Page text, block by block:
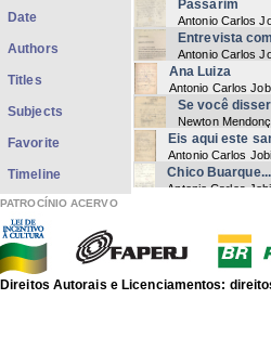
Passarim
Antonio Carlos
Entrevista
Antonio Carlos
Ana Luiza
Antonio Carlos
Se você
Newton
Eis aqui este
Antonio Carlos
Chico Buarque...
Antonio Carlos
Meu querido
Antonio Carlos
Meu querido
Antonio Carlos
Date
Authors
Titles
Subjects
Favorite
Timeline
PATROCÍNIO ACERVO
Direitos Autorais e Licenciamentos: